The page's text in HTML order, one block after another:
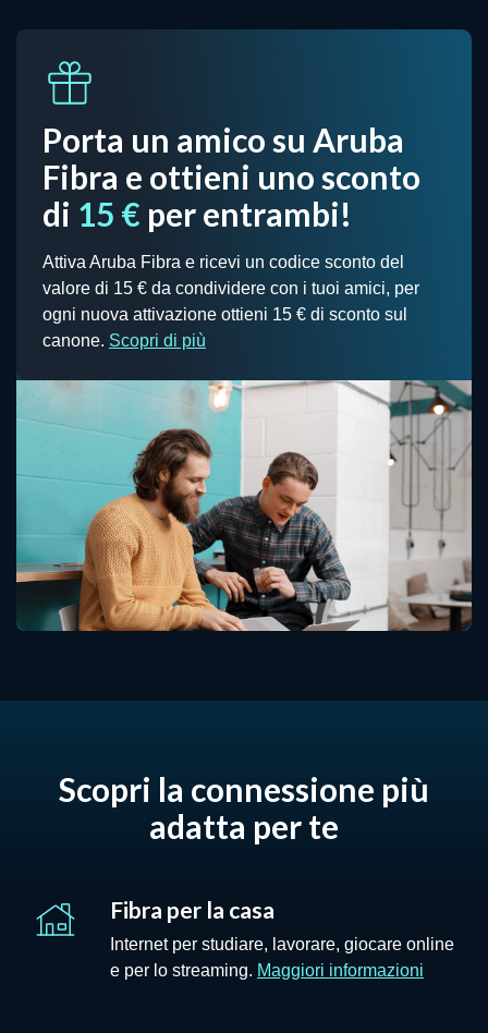
Porta un amico su Aruba
Fibra e ottieni uno sconto
di 15 € per entrambi!
Attiva Aruba Fibra e ricevi un codice sconto del
valore di 15 € da condividere con i tuoi amici, per
ogni nuova attivazione ottieni 15 € di sconto sul
canone. Scopri di più
Scopri la connessione più
adatta per te
Fibra per la casa
Internet per studiare, lavorare, giocare online
e per lo streaming. Maggiori informazioni